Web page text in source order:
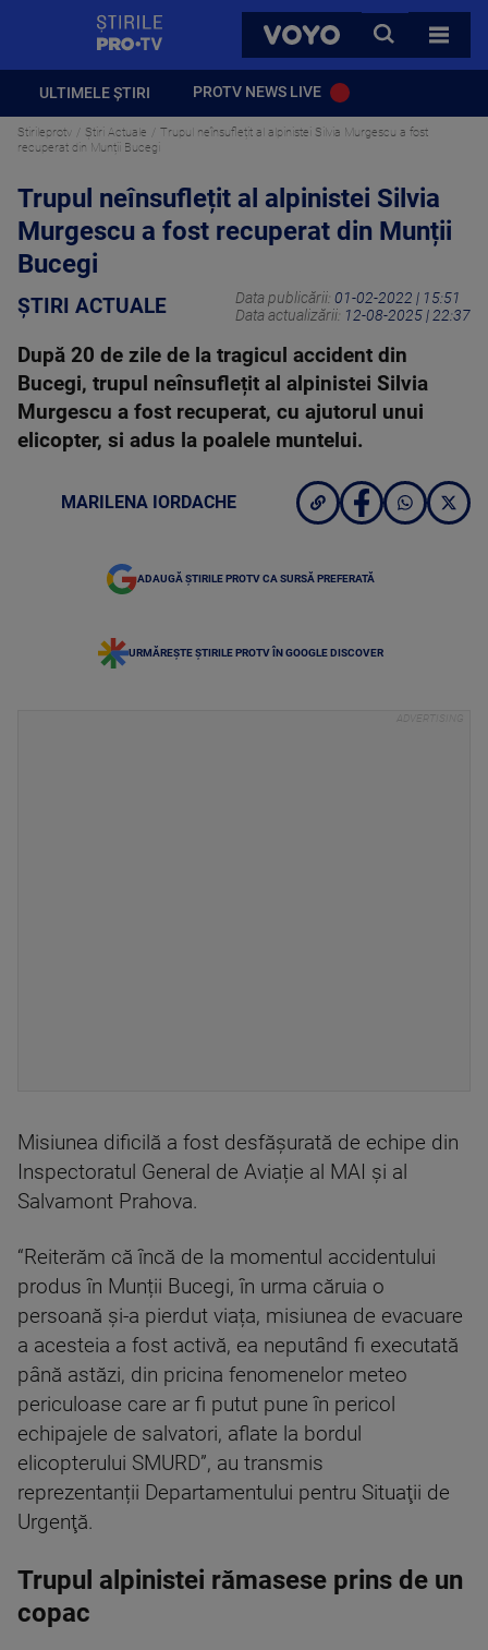
VOYO
CAUTA
TOATE
ULTIMELE ȘTIRI PROTV NEWS LIVE
Stirileprotv Știri Actuale
Trupul neînsuflețit al alpinistei Silvia Murgescu a fost
recuperat din Munții Bucegi
Trupul neînsuflețit al alpinistei Silvia
Murgescu a fost recuperat din Munții
Bucegi
ȘTIRI ACTUALE Data publicării: 01-02-2022 | 15:51
Data actualizării: 12-08-2025 | 22:37
După 20 de zile de la tragicul accident din
Bucegi, trupul neînsuflețit al alpinistei Silvia
Murgescu a fost recuperat, cu ajutorul unui
elicopter, si adus la poalele muntelui.
MARILENA IORDACHE
ADAUGĂ ȘTIRILE PROTV CA SURSĂ PREFERATĂ
URMĂREȘTE ȘTIRILE PROTV ÎN GOOGLE DISCOVER
Misiunea dificilă a fost desfășurată de echipe din
Inspectoratul General de Aviație al MAI și al
Salvamont Prahova.
“Reiterăm că încă de la momentul accidentului
produs în Munții Bucegi, în urma căruia o
persoană și-a pierdut viața, misiunea de evacuare
a acesteia a fost activă, ea neputând fi executată
până astăzi, din pricina fenomenelor meteo
periculoase care ar fi putut pune în pericol
echipajele de salvatori, aflate la bordul
elicopterului SMURD”, au transmis
reprezentanții Departamentului pentru Situaţii de
Urgenţă.
Trupul alpinistei rămasese prins de un
copac